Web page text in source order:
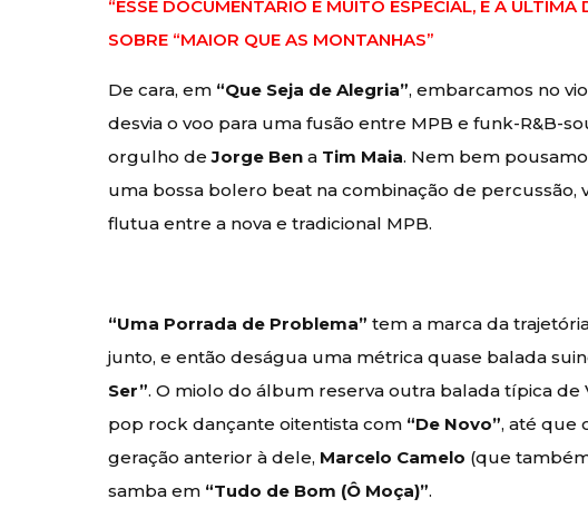
“ESSE DOCUMENTÁRIO É MUITO ESPECIAL, É A
SOBRE “MAIOR QUE AS MONTANHAS”
De cara, em “Que Seja de Alegria”, embarcamos no
desvia o voo para uma fusão entre MPB e funk-R&B-
orgulho deJorge Ben a Tim Maia. Nem bem
uma bossa bolero beat na combinação de percussão,
flutua entre a nova e tradicional MPB.
“Uma Porrada de Problema” tem a marca da
junto, e então deságua uma métrica quase balada
Ser”. O miolo do álbum reserva outra balada típica de
pop rock dançante oitentista com “De Novo”, até que
geração anterior à dele, Marcelo Camelo (que
samba em “Tudo de Bom (Ô Moça)”.